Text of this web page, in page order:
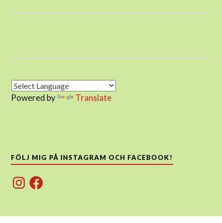
Powered by Translate
FÖLJ MIG PÅ INSTAGRAM OCH FACEBOOK!
InstagramFacebook